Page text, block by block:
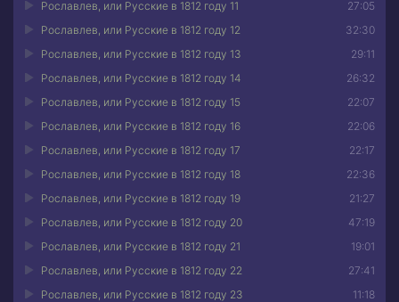
27:05
Рославлев, или Русские в 1812 году 11
32:30
Рославлев, или Русские в 1812 году 12
29:11
Рославлев, или Русские в 1812 году 13
26:32
Рославлев, или Русские в 1812 году 14
22:07
Рославлев, или Русские в 1812 году 15
22:06
Рославлев, или Русские в 1812 году 16
22:17
Рославлев, или Русские в 1812 году 17
22:36
Рославлев, или Русские в 1812 году 18
21:27
Рославлев, или Русские в 1812 году 19
47:19
Рославлев, или Русские в 1812 году 20
19:01
Рославлев, или Русские в 1812 году 21
27:41
Рославлев, или Русские в 1812 году 22
11:18
Рославлев, или Русские в 1812 году 23